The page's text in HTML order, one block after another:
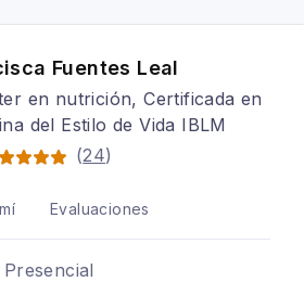
Fuentes Leal
en nutrición, Certificada en
del Estilo de Vida IBLM
(24)
Evaluaciones